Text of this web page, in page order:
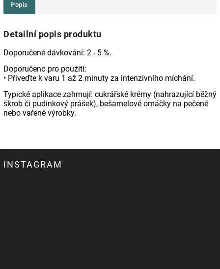
Popis
Detailní popis produktu
Doporučené dávkování: 2 - 5 %.
Doporučeno pro použití:
• Přiveďte k varu 1 až 2 minuty za intenzivního míchání.
Typické aplikace zahrnují: cukrářské krémy (nahrazující běžný
škrob či pudinkový prášek), bešamelové omáčky na pečené
nebo vařené výrobky.
INSTAGRAM